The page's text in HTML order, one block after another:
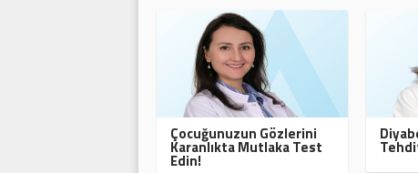
Çocuğunuzun Gözlerini
Karanlıkta Mutlaka Test
Edin!